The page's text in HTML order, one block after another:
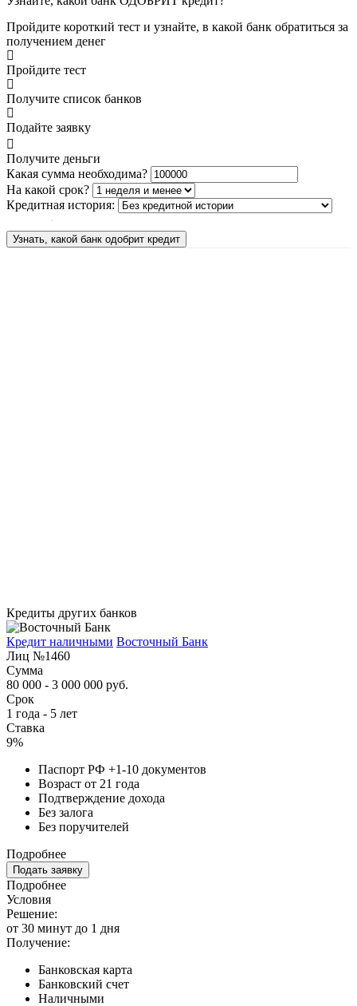
Пройдите короткий тест и узнайте, в какой банк обратиться за
получением денег
Пройдите тест
Получите список банков
Подайте заявку
Получите деньги
Какая сумма необходима?
На какой срок?
Кредитная история:
Узнать, какой банк одобрит кредит
Кредиты других банков
Кредит наличными Восточный Банк
Лиц №1460
Сумма
80 000 - 3 000 000 руб.
Срок
1 года - 5 лет
Ставка
9%
Паспорт РФ +1-10 документов
Возраст от 21 года
Подтверждение дохода
Без залога
Без поручителей
Подробнее
Подать заявку
Подробнее
Условия
Решение:
от 30 минут до 1 дня
Получение:
Банковская карта
Банковский счет
Наличными